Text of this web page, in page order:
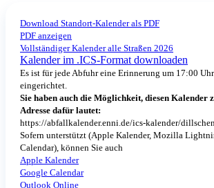
Download Standort-Kalender als PDF
PDF anzeigen
Vollständiger Kalender alle Straßen 2026
Kalender im .ICS-Format downloaden
Es ist für jede Abfuhr eine Erinnerung um 17:00 Uhr
eingerichtet.
Sie haben auch die Möglichkeit, diesen Kalender
Adresse dafür lautet:
https://abfallkalender.enni.de/ics-kalender/
Sofern unterstützt (Apple Kalender, Mozilla
Calendar), können Sie auch
Apple Kalender
Google Calendar
Outlook Online